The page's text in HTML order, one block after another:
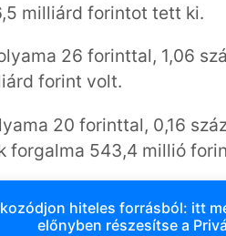
milliárd forintot tett ki.
26 forinttal, 1,06
forint volt.
20 forinttal, 0,16
forgalma 543,4 millió
hiteles forrásból: itt
előnyben részesítse a